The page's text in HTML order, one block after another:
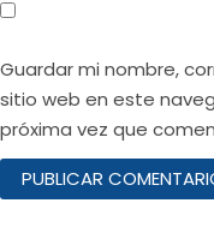
Guardar mi nombre,
sitio web en este
próxima vez que